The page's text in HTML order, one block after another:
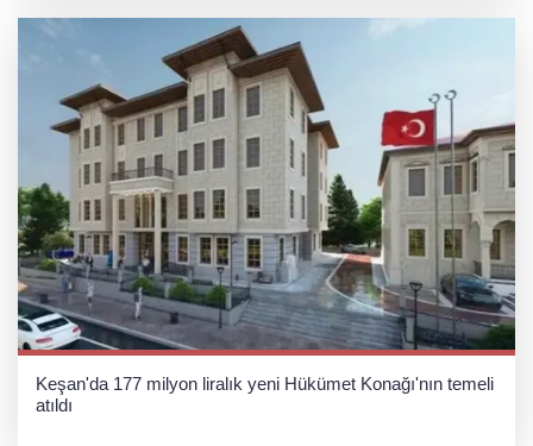
Keşan'da 177 milyon liralık yeni Hükümet Konağı'nın temeli
atıldı